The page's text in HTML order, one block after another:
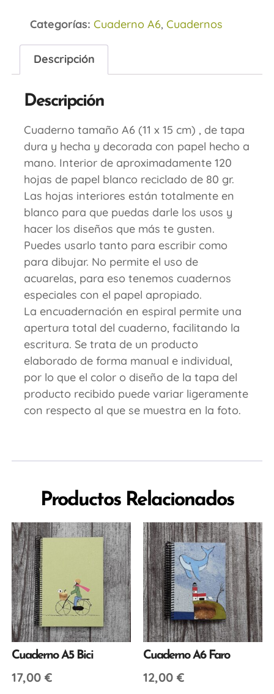
Categorías: Cuaderno A6, Cuadernos
Descripción
Descripción
Cuaderno tamaño A6 (11 x 15 cm) , de tapa
dura y hecha y decorada con papel hecho a
mano. Interior de aproximadamente 120
hojas de papel blanco reciclado de 80 gr.
Las hojas interiores están totalmente en
blanco para que puedas darle los usos y
hacer los diseños que más te gusten.
Puedes usarlo tanto para escribir como
para dibujar. No permite el uso de
acuarelas, para eso tenemos cuadernos
especiales con el papel apropiado.
La encuadernación en espiral permite una
apertura total del cuaderno, facilitando la
escritura. Se trata de un producto
elaborado de forma manual e individual,
por lo que el color o diseño de la tapa del
producto recibido puede variar ligeramente
con respecto al que se muestra en la foto.
Productos Relacionados
Cuaderno A5 Bici
17,00 €
Cuaderno A6 Faro
12,00 €